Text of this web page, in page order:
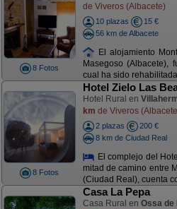
8 Fotos
de Viveros (Albacete)
10 plazas
15 €
56 km de Albacete
El alojamiento
Masegoso (Albacete),
cual ha sido
8 Fotos
Hotel Zielo Las
Hotel Rural en
km de Viveros
2 plazas
200 €
8 km de Ciudad Real
El complejo del
mitad de camino entre
(Ciudad Real), cuenta
Casa La Pepa
Casa Rural en Ossa de